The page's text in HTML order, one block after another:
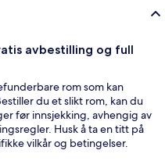
avbestilling og full
rom som kan
du et slikt rom, kan du
før innsjekking, avhengig av
Husk å ta en titt på
vilkår og betingelser.